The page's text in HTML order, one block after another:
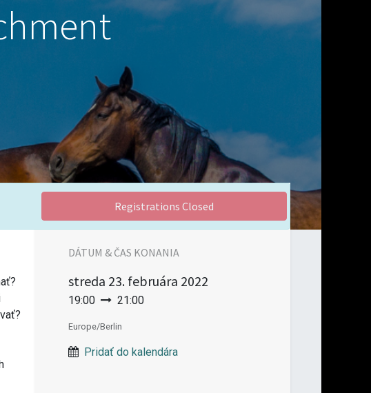
Registrations Closed
DÁTUM & ČAS KONANIA
streda 23. februára 2022
19:00 21:00
Europe/Berlin
Pridať do kalendára